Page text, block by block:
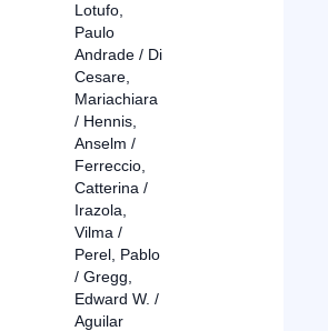
Lotufo,
Paulo
Andrade / Di
Cesare,
Mariachiara
/ Hennis,
Anselm /
Ferreccio,
Catterina /
Irazola,
Vilma /
Perel, Pablo
/ Gregg,
Edward W. /
Aguilar